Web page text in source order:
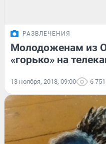
РАЗВЛЕЧЕНИЯ
Молодоженам из
«горько» на
13 ноября, 2018, 09:00 6 751